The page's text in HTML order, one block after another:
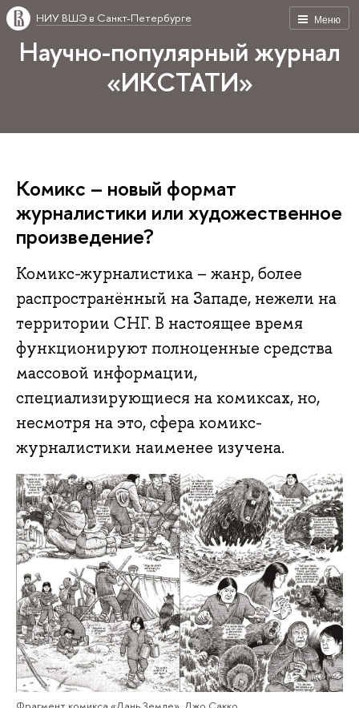
Меню
НИУ ВШЭ в Санкт-Петербурге
Научно-популярный журнал
«ИКСТАТИ»
Комикс – новый формат
журналистики или художественное
произведение?
Комикс-журналистика – жанр, более
распространённый на Западе, нежели на
территории СНГ. В настоящее время
функционируют полноценные средства
массовой информации,
специализирующиеся на комиксах, но,
несмотря на это, сфера комикс-
журналистики наименее изучена.